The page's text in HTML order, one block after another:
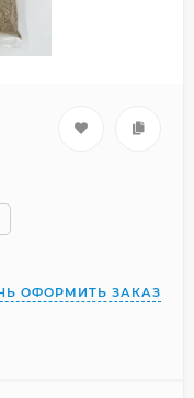
ОФОРМИТЬ ЗАКАЗ